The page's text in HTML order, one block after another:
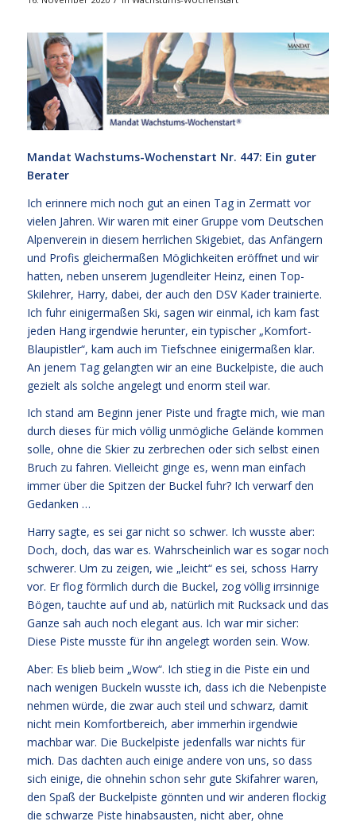
Mandat Wachstums-Wochenstart Nr. 447: Ein guter
Berater
Ich erinnere mich noch gut an einen Tag in Zermatt vor
vielen Jahren. Wir waren mit einer Gruppe vom Deutschen
Alpenverein in diesem herrlichen Skigebiet, das Anfängern
und Profis gleichermaßen Möglichkeiten eröffnet und wir
hatten, neben unserem Jugendleiter Heinz, einen Top-
Skilehrer, Harry, dabei, der auch den DSV Kader trainierte.
Ich fuhr einigermaßen Ski, sagen wir einmal, ich kam fast
jeden Hang irgendwie herunter, ein typischer „Komfort-
Blaupistler“, kam auch im Tiefschnee einigermaßen klar.
An jenem Tag gelangten wir an eine Buckelpiste, die auch
gezielt als solche angelegt und enorm steil war.
Ich stand am Beginn jener Piste und fragte mich, wie man
durch dieses für mich völlig unmögliche Gelände kommen
solle, ohne die Skier zu zerbrechen oder sich selbst einen
Bruch zu fahren. Vielleicht ginge es, wenn man einfach
immer über die Spitzen der Buckel fuhr? Ich verwarf den
Gedanken …
Harry sagte, es sei gar nicht so schwer. Ich wusste aber:
Doch, doch, das war es. Wahrscheinlich war es sogar noch
schwerer. Um zu zeigen, wie „leicht“ es sei, schoss Harry
vor. Er flog förmlich durch die Buckel, zog völlig irrsinnige
Bögen, tauchte auf und ab, natürlich mit Rucksack und das
Ganze sah auch noch elegant aus. Ich war mir sicher:
Diese Piste musste für ihn angelegt worden sein. Wow.
Aber: Es blieb beim „Wow“. Ich stieg in die Piste ein und
nach wenigen Buckeln wusste ich, dass ich die Nebenpiste
nehmen würde, die zwar auch steil und schwarz, damit
nicht mein Komfortbereich, aber immerhin irgendwie
machbar war. Die Buckelpiste jedenfalls war nichts für
mich. Das dachten auch einige andere von uns, so dass
sich einige, die ohnehin schon sehr gute Skifahrer waren,
den Spaß der Buckelpiste gönnten und wir anderen flockig
die schwarze Piste hinabsausten, nicht aber, ohne